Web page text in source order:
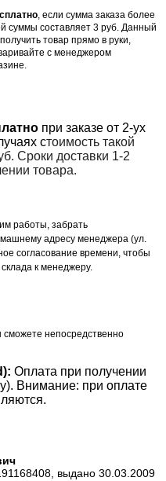
, если сумма заказа более
суммы составляет 3 руб. Данный
товар прямо в руки,
с менеджером
при заказе от 2-ух
стоимость такой
Сроки доставки 1-2
товара.
работы, забрать
адресу менеджера (ул.
согласование времени, чтобы
к менеджеру.
сможете непосредственно
Оплата при получении
Внимание: при оплате
выдано 30.03.2009